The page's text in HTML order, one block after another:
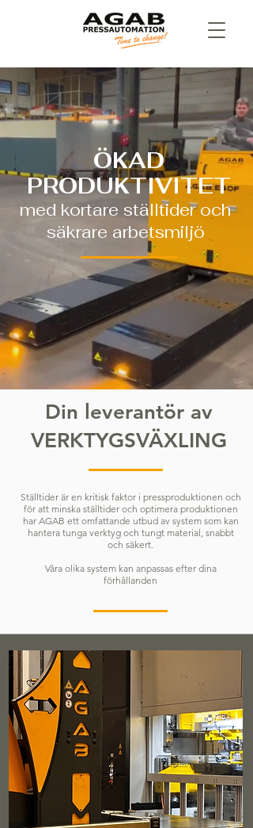
ÖKAD
PRODUKTIVITET
med kortare ställtider och
säkrare arbetsmiljö
Din leverantör av
VERKTYGSVÄXLING
Ställtider är en kritisk faktor i pressproduktionen och
för att minska ställtider och optimera produktionen
har AGAB ett omfattande utbud av system som kan
hantera tunga verktyg och tungt material, snabbt
och säkert.
Våra olika system kan anpassas efter dina
förhållanden